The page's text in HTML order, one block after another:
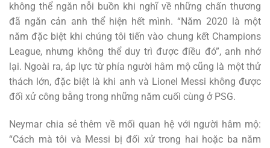
không thể ngăn nỗi buồn khi nghĩ về những chấn thương
đã ngăn cản anh thể hiện hết mình. “Năm 2020 là một
năm đặc biệt khi chúng tôi tiến vào chung kết Champions
League, nhưng không thể duy trì được điều đó”, anh nhớ
lại. Ngoài ra, áp lực từ phía người hâm mộ cũng là một thử
thách lớn, đặc biệt là khi anh và Lionel Messi không được
đối xử công bằng trong những năm cuối cùng ở PSG.
Neymar chia sẻ thêm về mối quan hệ với người hâm mộ:
“Cách mà tôi và Messi bị đối xử trong hai hoặc ba năm